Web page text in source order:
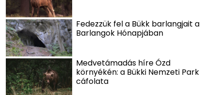
Fedezzük fel a Bükk barlangjait a
Barlangok Hónapjában
Medvetámadás híre Ózd
környékén: a Bükki Nemzeti Park
cáfolata